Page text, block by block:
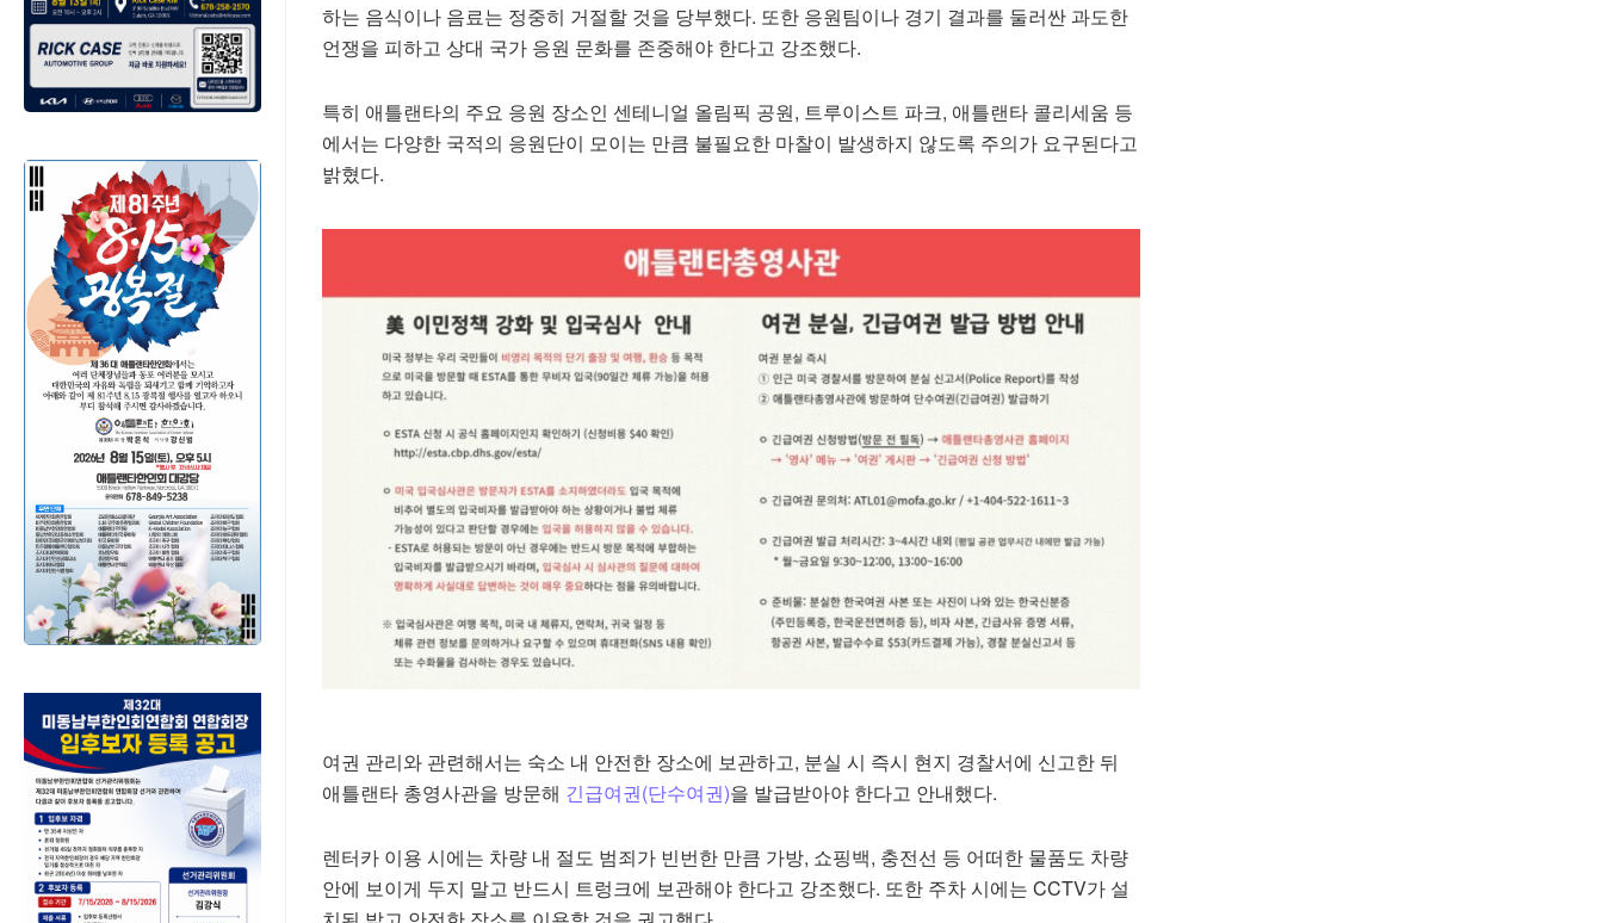
하는 음식이나 음료는 정중히 거절할 것을 당부했다. 또한 응원팀이나 경기 결과를 둘러싼 과도한
언쟁을 피하고 상대 국가 응원 문화를 존중해야 한다고 강조했다.
특히 애틀랜타의 주요 응원 장소인 센테니얼 올림픽 공원, 트루이스트 파크, 애틀랜타 콜리세움 등
에서는 다양한 국적의 응원단이 모이는 만큼 불필요한 마찰이 발생하지 않도록 주의가 요구된다고
밝혔다.
여권 관리와 관련해서는 숙소 내 안전한 장소에 보관하고, 분실 시 즉시 현지 경찰서에 신고한 뒤
애틀랜타 총영사관을 방문해 긴급여권(단수여권)을 발급받아야 한다고 안내했다.
렌터카 이용 시에는 차량 내 절도 범죄가 빈번한 만큼 가방, 쇼핑백, 충전선 등 어떠한 물품도 차량
안에 보이게 두지 말고 반드시 트렁크에 보관해야 한다고 강조했다. 또한 주차 시에는 CCTV가 설